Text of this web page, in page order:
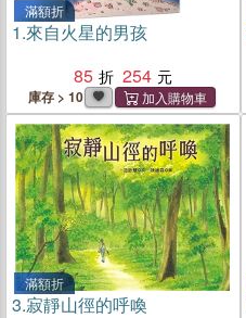
滿額折
1.來自火星的男孩
85
254
庫存 > 10
滿額折
3.寂靜山徑的呼喚